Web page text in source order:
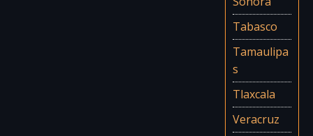
Tabasco
Tamaulipa
s
Tlaxcala
Veracruz